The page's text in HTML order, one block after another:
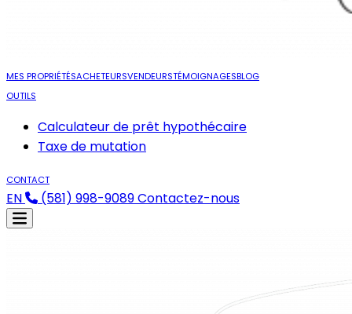
MES PROPRIÉTÉSACHETEURSVENDEURSTÉMOIGNAGESBLOG
OUTILS
Calculateur de prêt hypothécaire
Taxe de mutation
CONTACT
EN (581) 998-9089Contactez-nous